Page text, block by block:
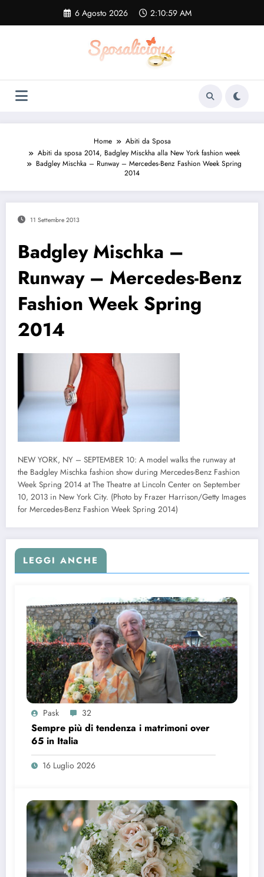
contenuto
6 Agosto 2026 2:11:00 AM
Home
Abiti da Sposa
Abiti da sposa 2014, Badgley Misckha alla New York fashion week
Badgley Mischka – Runway – Mercedes-Benz Fashion Week Spring
2014
11 Settembre 2013
Badgley Mischka –
Runway – Mercedes-Benz
Fashion Week Spring
2014
NEW YORK, NY – SEPTEMBER 10: A model walks the runway at
the Badgley Mischka fashion show during Mercedes-Benz Fashion
Week Spring 2014 at The Theatre at Lincoln Center on September
10, 2013 in New York City. (Photo by Frazer Harrison/Getty Images
for Mercedes-Benz Fashion Week Spring 2014)
LEGGI ANCHE
Pask 32
Sempre più di tendenza i matrimoni over
65 in Italia
16 Luglio 2026